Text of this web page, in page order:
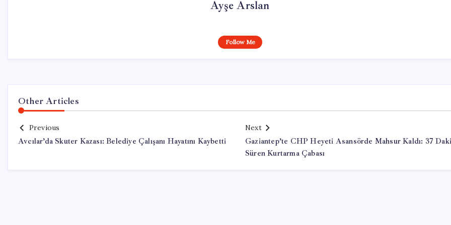
Ayşe Arslan
Follow Me
Other Articles
Previous
Avcılar’da Skuter Kazası: Belediye Çalışanı Hayatını Kaybetti
Next
Gaziantep’te CHP Heyeti Asansörde Mahsur Kaldı: 37
Süren Kurtarma Çabası